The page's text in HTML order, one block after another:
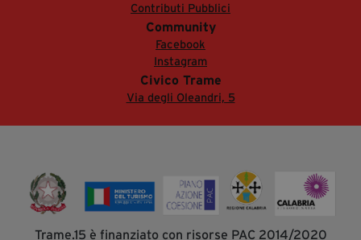
Contributi Pubblici
Community
Facebook
Instagram
Civico Trame
Via degli Oleandri, 5
Trame.15 è finanziato con risorse PAC 2014/2020